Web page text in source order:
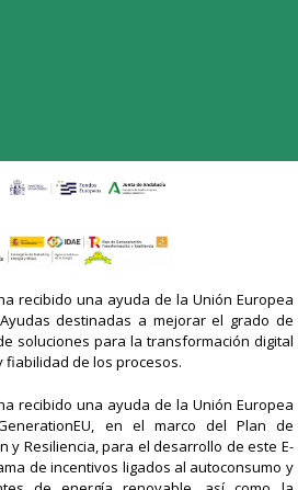
ha recibido una ayuda de la Unión Europea
destinadas a mejorar el grado de
soluciones para la transformación digital
fiabilidad de los procesos.
ha recibido una ayuda de la Unión Europea
en el marco del Plan de
y Resiliencia, para el desarrollo de este E-
de incentivos ligados al autoconsumo y